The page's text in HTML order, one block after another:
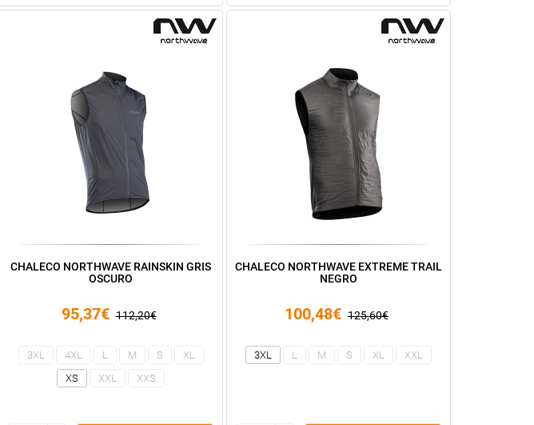
CHALECO NORTHWAVE RAINSKIN GRIS
OSCURO
95,37€ 112,20€
3XL 4XL L M S
XL
XS
XXL XXS
CHALECO NORTHWAVE EXTREME TRAIL
NEGRO
100,48€ 125,60€
3XL L M S XL XXL